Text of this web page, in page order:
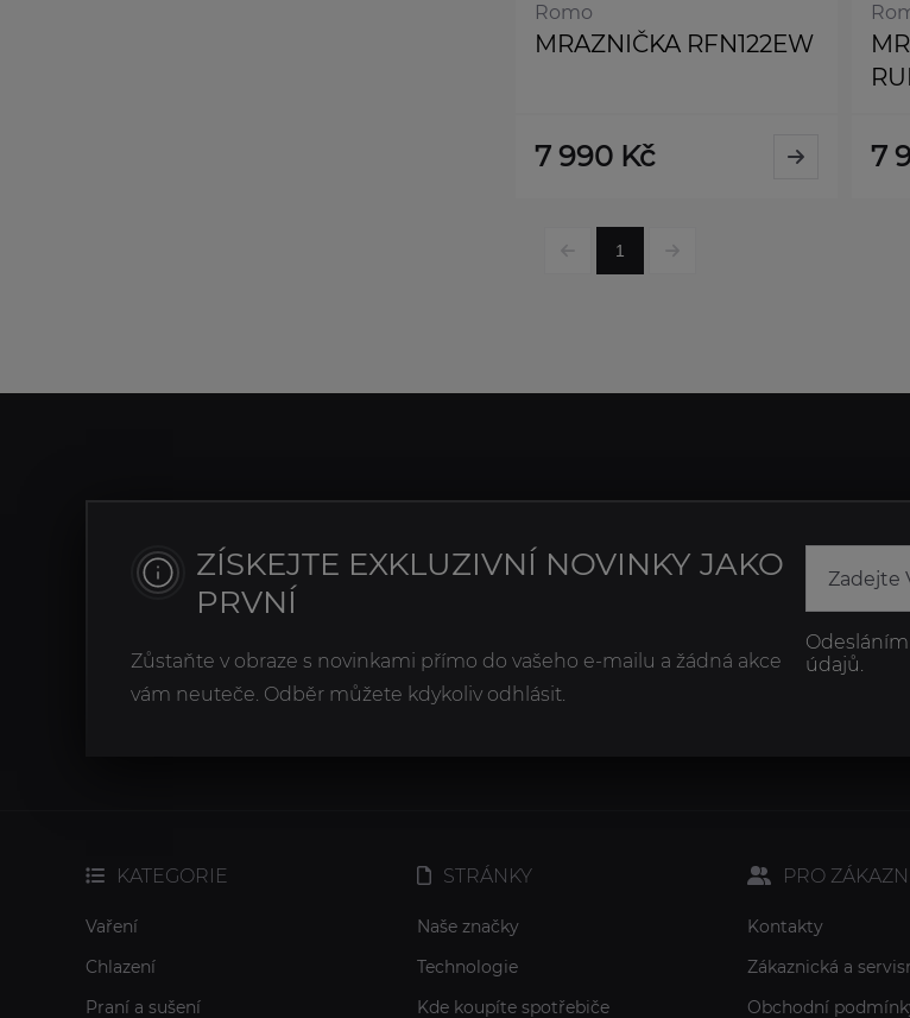
Romo
MRAZNIČKA RFN122EW
7 990 Kč 7
1
ZÍSKEJTE EXKLUZIVNÍ NOVINKY JAKO
PRVNÍ
Zůstaňte v obraze s novinkami přímo do vašeho e-mailu a žádná akce
vám neuteče. Odběr můžete kdykoliv odhlásit.
údajů.
KATEGORIE
Vaření
Chlazení
Praní a sušení
STRÁNKY
Naše značky
Technologie
Kde koupíte spotřebiče
PRO
Kontakty
Zákaznická a
Obchodní